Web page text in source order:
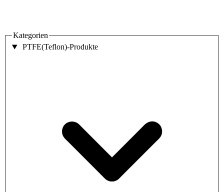
Kategorien
PTFE(Teflon)-Produkte